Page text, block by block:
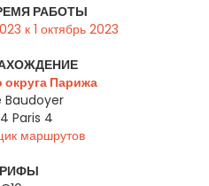
РАБОТЫ
к 1 октябрь 2023
Парижа
Baudoyer
Paris 4
маршрутов